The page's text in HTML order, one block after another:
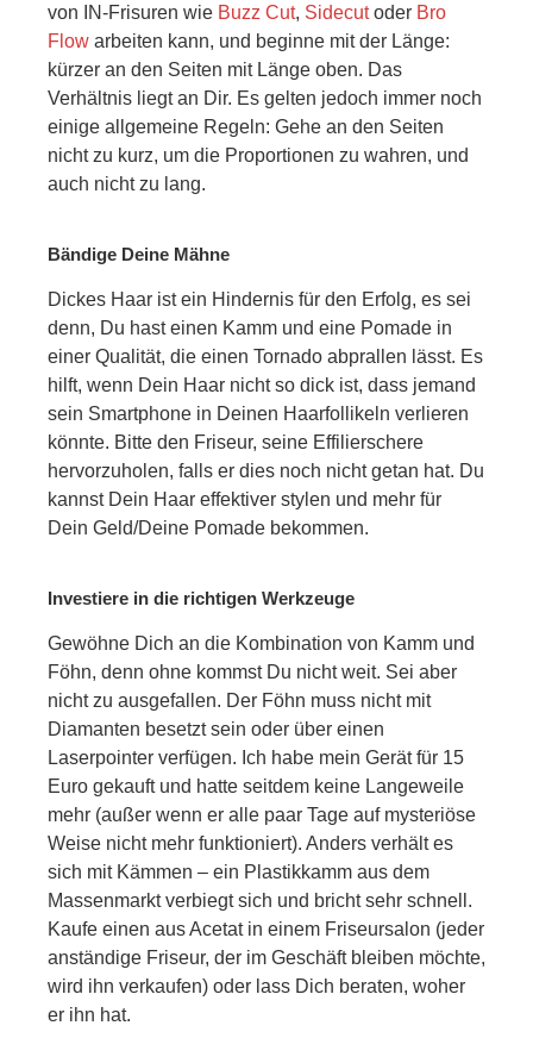
von IN-Frisuren wie Buzz Cut, Sidecutoder Bro
Flow arbeiten kann, und beginne mit der Länge:
kürzer an den Seiten mit Länge oben. Das
Verhältnis liegt an Dir. Es gelten jedoch immer noch
einige allgemeine Regeln: Gehe an den Seiten
nicht zu kurz, um die Proportionen zu wahren, und
auch nicht zu lang.
Bändige Deine Mähne
Dickes Haar ist ein Hindernis für den Erfolg, es sei
denn, Du hast einen Kamm und eine Pomade in
einer Qualität, die einen Tornado abprallen lässt. Es
hilft, wenn Dein Haar nicht so dick ist, dass jemand
sein Smartphone in Deinen Haarfollikeln verlieren
könnte. Bitte den Friseur, seine Effilierschere
hervorzuholen, falls er dies noch nicht getan hat. Du
kannst Dein Haar effektiver stylen und mehr für
Dein Geld/Deine Pomade bekommen.
Investiere in die richtigen Werkzeuge
Gewöhne Dich an die Kombination von Kamm und
Föhn, denn ohne kommst Du nicht weit. Sei aber
nicht zu ausgefallen. Der Föhn muss nicht mit
Diamanten besetzt sein oder über einen
Laserpointer verfügen. Ich habe mein Gerät für 15
Euro gekauft und hatte seitdem keine Langeweile
mehr (außer wenn er alle paar Tage auf mysteriöse
Weise nicht mehr funktioniert). Anders verhält es
sich mit Kämmen – ein Plastikkamm aus dem
Massenmarkt verbiegt sich und bricht sehr schnell.
Kaufe einen aus Acetat in einem Friseursalon (jeder
anständige Friseur, der im Geschäft bleiben möchte,
wird ihn verkaufen) oder lass Dich beraten, woher
er ihn hat.